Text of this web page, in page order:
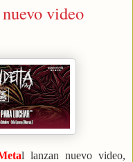
video
l lanzan nuevo video,